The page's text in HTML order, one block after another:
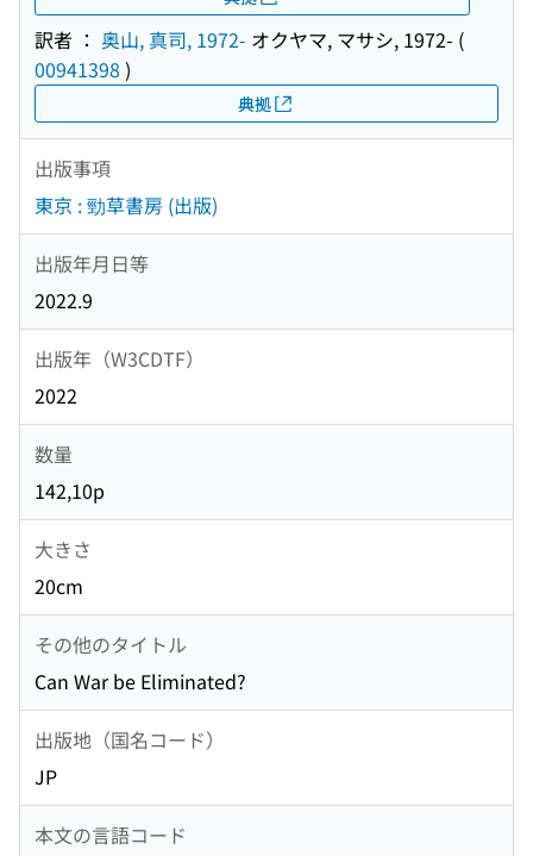
訳者 ： 奥山, 真司, 1972- オクヤマ, マサシ, 1972- (
00941398 )
典拠
出版事項
東京 : 勁草書房 (出版)
出版年月日等
2022.9
出版年（W3CDTF）
2022
数量
142,10p
大きさ
20cm
その他のタイトル
Can War be Eliminated?
出版地（国名コード）
JP
本文の言語コード